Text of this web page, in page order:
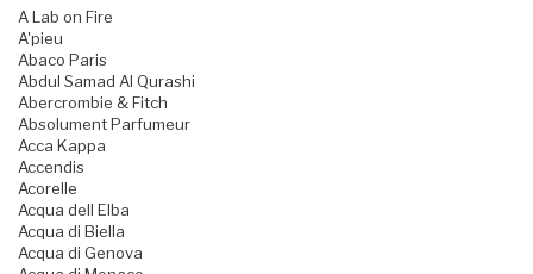
A Lab on Fire
A'pieu
Abaco Paris
Abdul Samad Al Qurashi
Abercrombie & Fitch
Absolument Parfumeur
Acca Kappa
Accendis
Acorelle
Acqua dell Elba
Acqua di Biella
Acqua di Genova